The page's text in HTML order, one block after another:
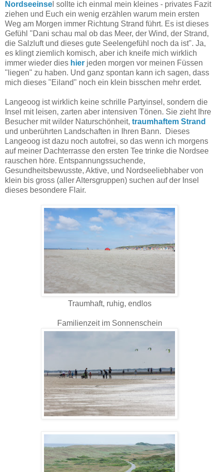
Nordseeinse l sollte ich einmal mein kleines - privates Fazit
ziehen und Euch ein wenig erzählen warum mein ersten
Weg am Morgen immer Richtung Strand führt. Es ist dieses
Gefühl "Dani schau mal ob das Meer, der Wind, der Strand,
die Salzluft und dieses gute Seelengefühl noch da ist". Ja,
es klingt ziemlich komisch, aber ich kneife mich wirklich
immer wieder dies hier jeden morgen vor meinen Füssen
"liegen" zu haben. Und ganz spontan kann ich sagen, dass
mich dieses "Eiland" noch ein klein bisschen mehr erdet.
Langeoog ist wirklich keine schrille Partyinsel, sondern die
Insel mit leisen, zarten aber intensiven Tönen. Sie zieht Ihre
Besucher mit wilder Naturschönheit, traumhaftem Strand
und unberührten Landschaften in Ihren Bann. Dieses
Langeoog ist dazu noch autofrei, so das wenn ich morgens
auf meiner Dachterrasse den ersten Tee trinke die Nordsee
rauschen höre. Entspannungssuchende,
Gesundheitsbewusste, Aktive, und Nordseeliebhaber von
klein bis gross (aller Altersgruppen) suchen auf der Insel
dieses besondere Flair.
Traumhaft, ruhig, endlos
Familienzeit im Sonnenschein